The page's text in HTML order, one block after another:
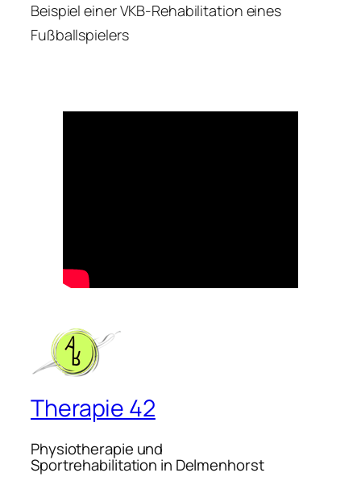
Beispiel einer VKB-Rehabilitation eines
Fußballspielers
Therapie 42
Physiotherapie und
Sportrehabilitation in Delmenhorst